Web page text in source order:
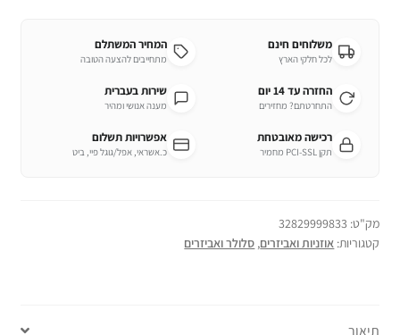
משלוחים חינם
לכל חלקי הארץ
המחיר המשתלם
מתחייבים להצעה הטובה
החזרה עד 14 יום
התחרטתם? מחזירים
שירות בעברית
מענה אנושי ומהיר
רכישה מאובטחת
תקן PCI-SSL מחמיר
אפשרויות תשלום
כ.אשראי, אפל/גוגל פיי, ביט
מק"ט: 32829999833
קטגוריות: אוזניות ואביזרים, סלולר ואביזרים
תיאור